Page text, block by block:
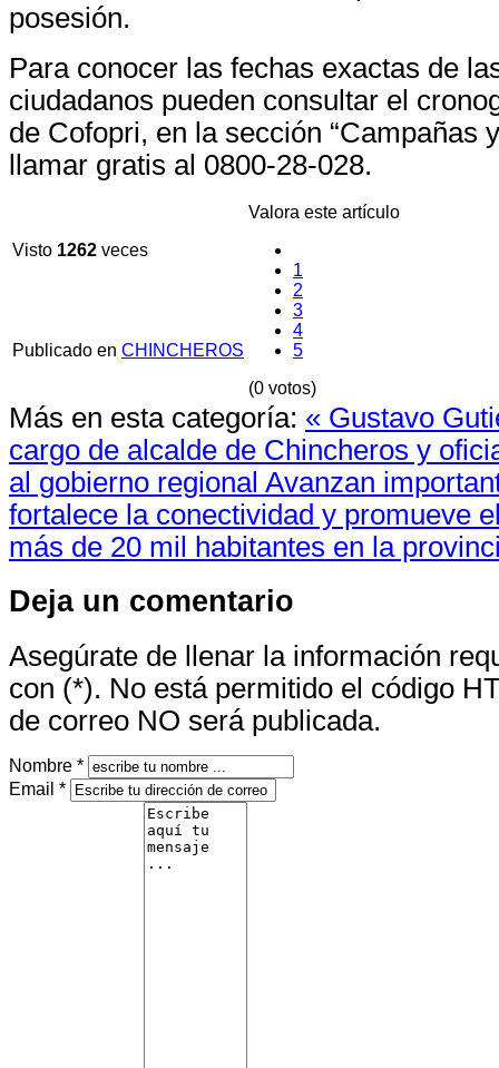
posesión.
Para conocer las fechas exactas de
ciudadanos pueden consultar el
de Cofopri, en la sección “Campañas
llamar gratis al 0800-28-028.
Visto 1262 veces
Valora este artículo
1
2
3
4
5
(0 votos)
Publicado en CHINCHEROS
Más en esta categoría: « Gustavo
cargo de alcalde de Chincheros y
al gobierno regional Avanzan
fortalece la conectividad y promueve
más de 20 mil habitantes en la
Deja un comentario
Asegúrate de llenar la información
con (*). No está permitido el código
de correo NO será publicada.
Nombre *
Email *